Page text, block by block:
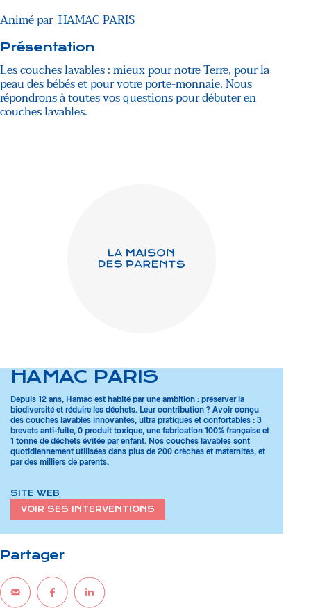
HAMAC PARIS
Depuis 12 ans, Hamac est habité par une ambition : préserver la
biodiversité et réduire les déchets. Leur contribution ? Avoir conçu
des couches lavables innovantes, ultra pratiques et confortables : 3
brevets anti-fuite, 0 produit toxique, une fabrication 100% française et
1 tonne de déchets évitée par enfant. Nos couches lavables sont
quotidiennement utilisées dans plus de 200 crèches et maternités, et
par des milliers de parents.
SITE WEB
VOIR SES INTERVENTIONS
Partager
Animé par HAMAC PARIS
Présentation
Les couches lavables : mieux pour notre Terre, pour la
peau des bébés et pour votre porte-monnaie. Nous
répondrons à toutes vos questions pour débuter en
couches lavables.